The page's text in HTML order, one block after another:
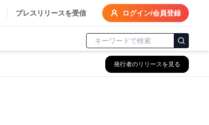
プレスリリースを受信 ログイン/会員登録
発行者のリリースを見る